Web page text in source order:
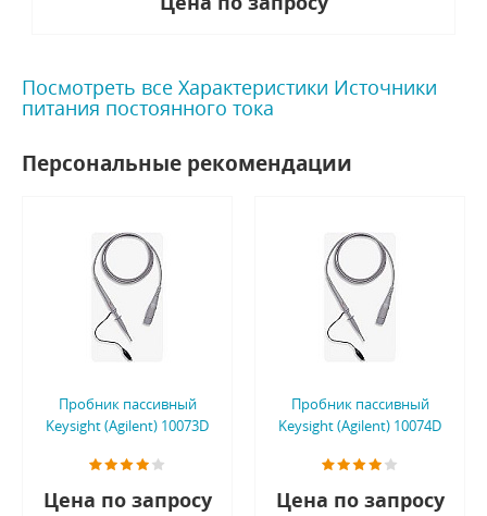
Посмотреть все Характеристики Источники
питания постоянного тока
Персональные рекомендации
Пробник пассивный
Keysight (Agilent) 10073D
Цена по запросу
Пробник пассивный
Keysight (Agilent) 10074D
Цена по запросу